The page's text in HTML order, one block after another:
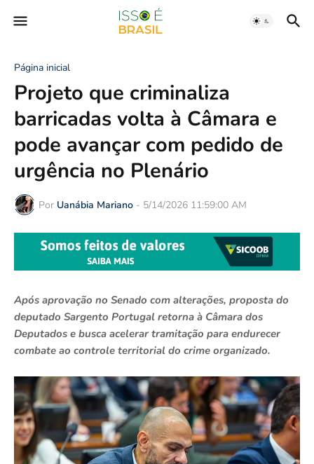
Página inicial
Projeto que criminaliza
barricadas volta à Câmara e
pode avançar com pedido de
urgência no Plenário
Por Uanábia Mariano - 5/14/2026 11:59:00 AM
Após aprovação no Senado com alterações, proposta do
deputado Sargento Portugal retorna à Câmara dos
Deputados e busca acelerar tramitação para endurecer
combate ao controle territorial do crime organizado.